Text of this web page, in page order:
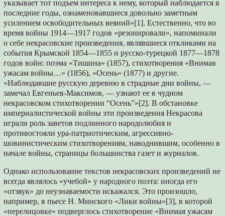
указывает тот подъем интереса к нему, который наблюдается в
последние годы, ознаменовавшиеся довольно заметным
усилением освободительных веяний»[1]. Естественно, что во
время войны 1914—1917 годов «резонировали», напоминали
о себе некрасовские произведения, являвшиеся откликами на
события Крымской 1854—1855 и русско-турецкой 1877—1878
годов войн: поэма «Тишина» (1857), стихотворения «Внимая
ужасам войны…» (1856), «Осень» (1877) и другие.
«Наблюдавшие русскую деревню в страдные дни войны, —
замечал Евгеньев-Максимов, — узнают ее в чудном
некрасовском стихотворении “Осень”»[2]. В обстановке
империалистической войны эти произведения Некрасова
играли роль заветов подлинного народолюбия и
противостояли ура-патриотическим, агрессивно-
шовинистическим стихотворениям, наводнившим, особенно в
начале войны, страницы большинства газет и журналов.
Однако использование текстов некрасовских произведений не
всегда являлось «учебой» у народного поэта: иногда его
«отзвук» до неузнаваемости искажался. Это произошло,
например, в пьесе Н. Минского «Лики войны»[3], в которой
«перелицовке» подверглось стихотворение «Внимая ужасам